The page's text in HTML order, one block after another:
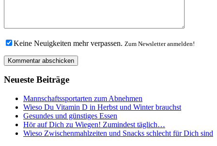
Keine Neuigkeiten mehr verpassen. Zum Newsletter anmelden!
Neueste Beiträge
Mannschaftssportarten zum Abnehmen
Wieso Du Vitamin D in Herbst und Winter brauchst
Gesundes und günstiges Essen
Hör auf Dich zu Wiegen! Zumindest täglich…
Wieso Zwischenmahlzeiten und Snacks schlecht für Dich sind